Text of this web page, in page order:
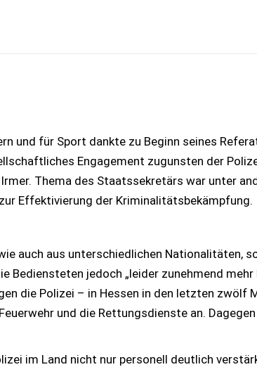
und für Sport dankte zu Beginn seines
Engagement zugunsten der
Thema des Staatssekretärs war unter
Effektivierung der Kriminalitätsbekämpfung.
auch aus unterschiedlichen Nationalitäten,
Bediensteten jedoch „leider zunehmend
die Polizei – in Hessen in den letzten zwölf
und die Rettungsdienste an.
im Land nicht nur personell deutlich